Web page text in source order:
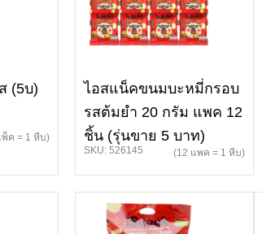
(5บ)
ค = 1 หีบ)
ไอสแน็คขนมบะหมี่กรอบ
รสต้มยำ 20 กรัม แพค 12
ชิ้น (รุ่นขาย 5 บาท)
SKU: 526145 (12 แพค = 1 หีบ)